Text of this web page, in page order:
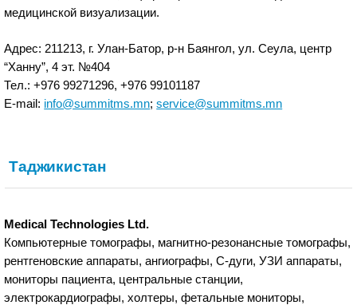
медицинской визуализации.
Адрес: 211213, г. Улан-Батор, р-н Баянгол, ул. Сеула, центр
“Ханну”, 4 эт. №404
Тел.: +976 99271296, +976 99101187
E-mail: info@summitms.mn;service@summitms.mn
Таджикистан
Medical Technologies Ltd.
Компьютерные томографы, магнитно-резонансные томографы,
рентгеновские аппараты, ангиографы, С-дуги, УЗИ аппараты,
мониторы пациента, центральные станции,
электрокардиографы, холтеры, фетальные мониторы,